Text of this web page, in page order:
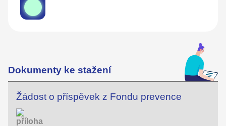
Dokumenty ke stažení
Žádost o příspěvek z Fondu prevence